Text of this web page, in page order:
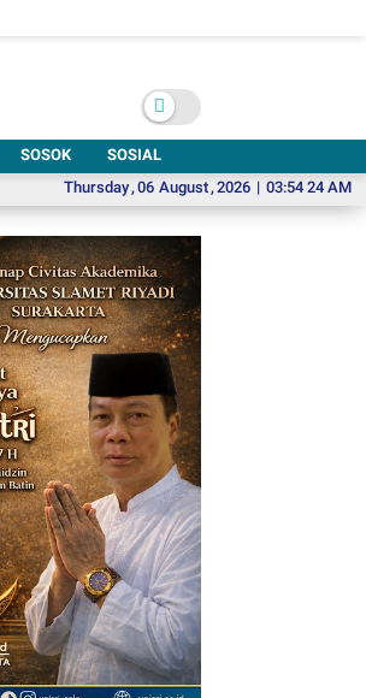
SOSOK
SOSIAL
Thursday,06 August,2026 | 03:54 25 AM
Dikukuhkan sebagai Profesor Bidik Lulusan